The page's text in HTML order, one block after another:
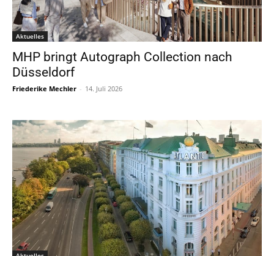
Aktuelles
MHP bringt Autograph Collection nach
Düsseldorf
Friederike Mechler - 14. Juli 2026